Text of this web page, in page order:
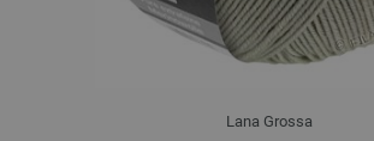
Lana Grossa